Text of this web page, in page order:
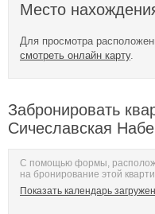
Место
Для просмотра
смотреть онлайн карту.
Забронировать
Сичеславская
С помощью формы,
на бронирование этой
Показать календарь